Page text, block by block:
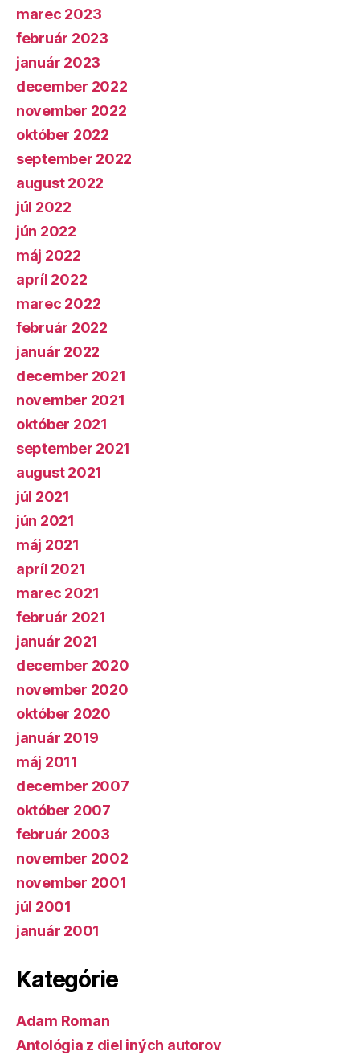
marec 2023
február 2023
január 2023
december 2022
november 2022
október 2022
september 2022
august 2022
júl 2022
jún 2022
máj 2022
apríl 2022
marec 2022
február 2022
január 2022
december 2021
november 2021
október 2021
september 2021
august 2021
júl 2021
jún 2021
máj 2021
apríl 2021
marec 2021
február 2021
január 2021
december 2020
november 2020
október 2020
január 2019
máj 2011
december 2007
október 2007
február 2003
november 2002
november 2001
júl 2001
január 2001
Kategórie
Adam Roman
Antológia z diel iných autorov